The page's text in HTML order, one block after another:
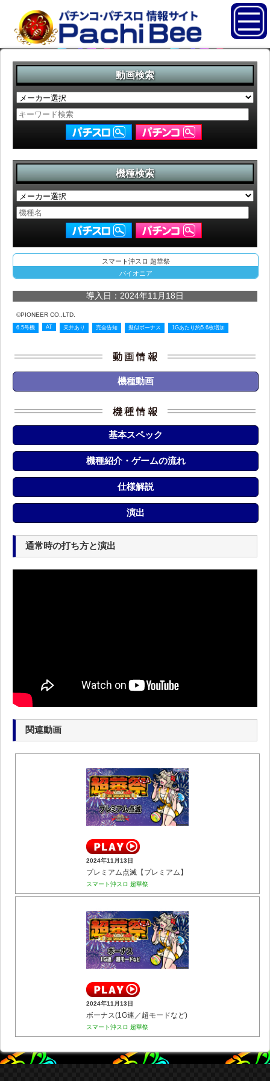
動画検索
機種検索
スマート沖スロ 超華祭
パイオニア
導入日：2024年11月18日
©PIONEER CO.,LTD.
6.5号機 AT 天井あり 完全告知 擬似ボーナス 1Gあたり約5.6枚増加
機種動画
基本スペック
機種紹介・ゲームの流れ
仕様解説
演出
通常時の打ち方と演出
関連動画
2024年11月13日
プレミアム点滅【プレミアム】
スマート沖スロ 超華祭
2024年11月13日
ボーナス(1G連／超モードなど)
スマート沖スロ 超華祭